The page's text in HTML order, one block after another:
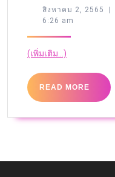
สิงหาคม 2, 2565
6:26 am
(เพิ่มเติม…)
READ MORE